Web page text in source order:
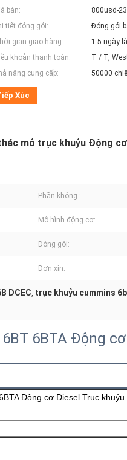
bán:
800usd-
tiết đóng gói:
Đóng gói
gian giao hàng:
1-5 ngày
khoản thanh toán:
T / T,
năng cung cấp:
50000
Xúc
mỏ trục khuỷu Động
Phần không.:
Mô hình động cơ:
Đóng gói:
Đơn xin:
DCEC, trục khuỷu cummins
6BTA Động
Động cơ Diesel Trục khuỷu